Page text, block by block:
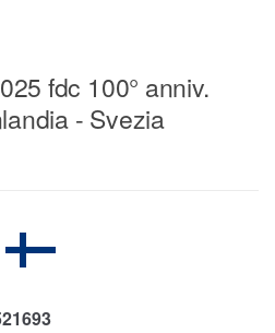
fdc 100° anniv.
- Svezia